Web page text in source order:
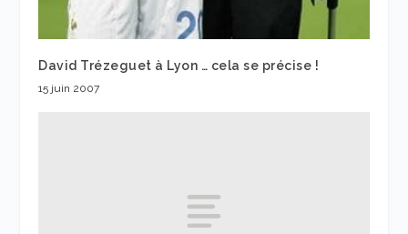
David Trézeguet à Lyon … cela se précise !
15 juin 2007